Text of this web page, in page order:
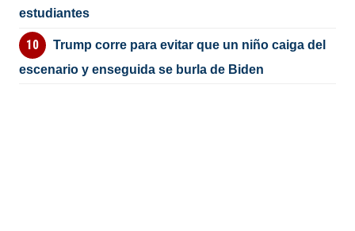
estudiantes
Trump corre para evitar que un niño caiga del
escenario y enseguida se burla de Biden